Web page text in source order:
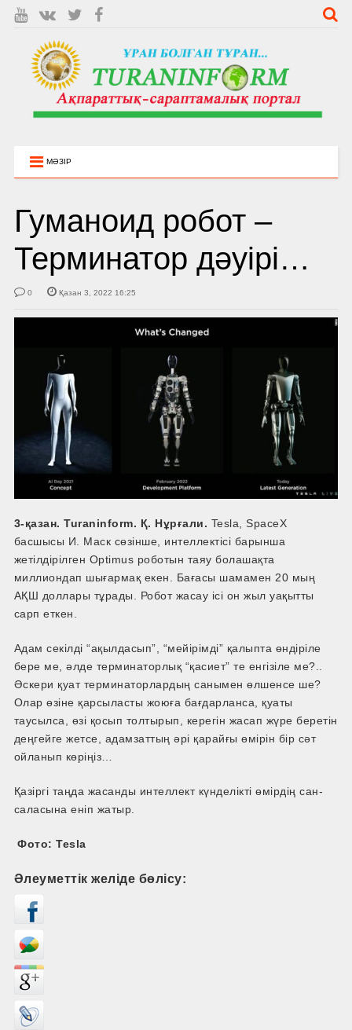
МӘЗІР
Гуманоид робот –
Терминатор дәуірі…
0 Қазан 3, 2022 16:25
3-қазан. Turaninform. Қ. Нұрғали. Tesla, SpaceX
басшысы И. Маск сөзінше, интеллектісі барынша
жетілдірілген Optimus роботын таяу болашақта
миллиондап шығармақ екен. Бағасы шамамен 20 мың
АҚШ доллары тұрады. Робот жасау ісі он жыл уақытты
сарп еткен.
Адам секілді “ақылдасып”, “мейірімді” қалыпта өндіріле
бере ме, әлде терминаторлық “қасиет” те енгізіле ме?..
Әскери қуат терминаторлардың санымен өлшенсе ше?
Олар өзіне қарсыласты жоюға бағдарланса, қуаты
таусылса, өзі қосып толтырып, керегін жасап жүре беретін
деңгейге жетсе, адамзаттың әрі қарайғы өмірін бір сәт
ойланып көріңіз…
Қазіргі таңда жасанды интеллект күнделікті өмірдің сан-
саласына еніп жатыр.
Фото: Tesla
Әлеуметтік желіде бөлісу: